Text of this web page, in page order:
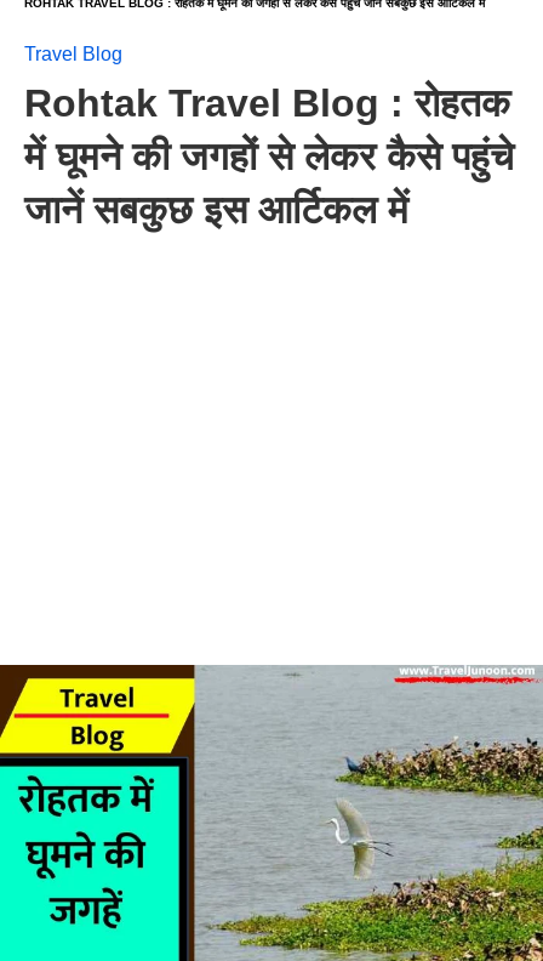
ROHTAK TRAVEL BLOG : रोहतक में घूमने की जगहों से लेकर कैसे पहुंचे जानें सबकुछ इस आर्टिकल में
Travel Blog
Rohtak Travel Blog : रोहतक
में घूमने की जगहों से लेकर कैसे पहुंचे
जानें सबकुछ इस आर्टिकल में